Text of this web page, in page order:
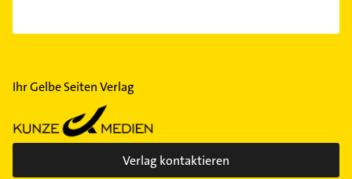
Ihr Gelbe Seiten Verlag
Verlag kontaktieren